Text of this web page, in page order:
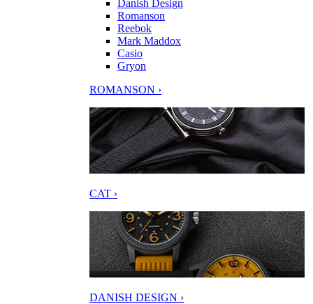
Danish Design
Romanson
Reebok
Mark Maddox
Casio
Gryon
ROMANSON ›
CAT ›
DANISH DESIGN ›